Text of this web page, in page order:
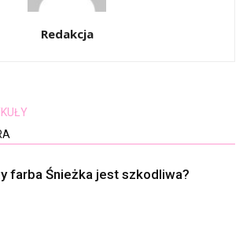
Redakcja
farba Śnieżka jest szkodliwa?